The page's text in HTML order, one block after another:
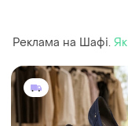
Реклама на Шафі.